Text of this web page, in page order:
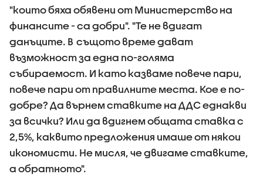
"които бяха обявени от Министерство на
финансите - са добри". "Те не вдигат
данъците. В същото време дават
възможност за една по-голяма
събираемост. И като казваме повече пари,
повече пари от правилните места. Кое е по-
добре? Да върнем ставките на ДДС еднакви
за всички? Или да вдигнем общата ставка с
2,5%, каквито предложения имаше от някои
икономисти. Не мисля, че двигаме ставките,
а обратното".